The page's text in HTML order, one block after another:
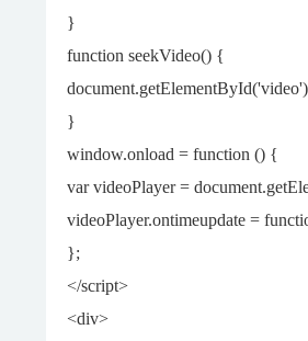
}
function seekVideo() {
}
window.onload = function () {
var videoPlayer =
videoPlayer.ontimeupdate =
};
</script>
<div>